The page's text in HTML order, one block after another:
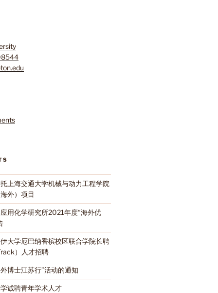
上海交通大学机械与动力工程学院
外）项目
用化学研究所2021年度“海外优
大学厄巴纳香槟校区联合学院长聘
）人才招聘
博士江苏行”活动的通知
诚聘青年学术人才